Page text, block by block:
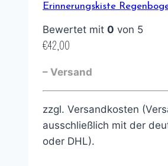
Erinnerungskiste
Bewertet mit 0 von 5
€42,00
– Versand
zzgl. Versandkosten
ausschließlich mit der
oder DHL).